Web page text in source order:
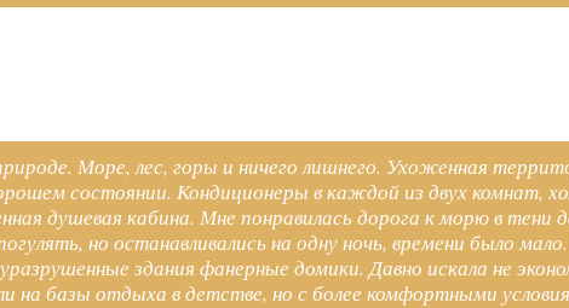
Море, лес, горы и ничего лишнего. Ухоженная
состоянии. Кондиционеры в каждой из двух комнат,
душевая кабина. Мне понравилась дорога к морю в тени
но останавливались на одну ночь, времени было
здания фанерные домики. Давно искала не
на базы отдыха в детстве, но с более комфортными